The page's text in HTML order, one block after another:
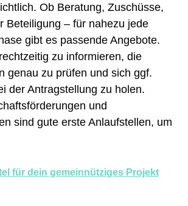
Ob Beratung, Zuschüsse,
Beteiligung – für nahezu jede
gibt es passende Angebote.
zu informieren, die
genau zu prüfen und sich ggf.
der Antragstellung zu holen.
und
sind gute erste Anlaufstellen, um
für dein gemeinnütziges Projekt